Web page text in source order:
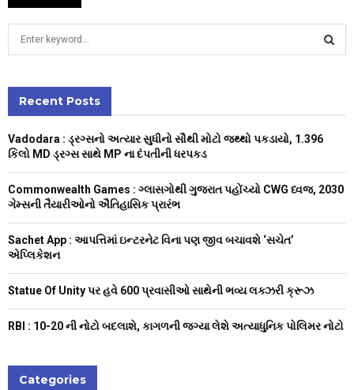
h
o
C
Recent Posts
Vadodara : ડ્રગ્સનો અત્યાર સુધીનો સૌથી મોટો જથ્થો પકડાયો, 1.396
કિલો MD ડ્રગ્સ સાથે MP ના દંપતીની ધરપકડ
Commonwealth Games : ગ્લાસગોથી ગુજરાત પહોંચ્યો CWG ધ્વજ, 2030
ગેમ્સની તૈયારીઓનો ઐતિહાસિક પ્રારંભ
Sachet App : આપત્તિમાં ઇન્ટરનેટ વિના પણ જીવ બચાવશે ‘સચેત’
એપ્લિકેશન
Statue Of Unity પર હવે 600 પ્રવાસીઓ સાથેની ભવ્ય લક્ઝરી ક્રૂઝ
RBI : ₹10-20 ની નોટો બદલાશે, કાગળની જગ્યા લેશે અત્યાધુનિક પોલિમર નોટો
Categories